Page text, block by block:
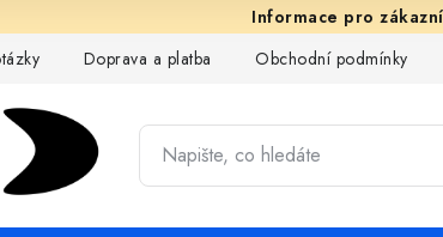
Doprava a platba Obchodní podmínky